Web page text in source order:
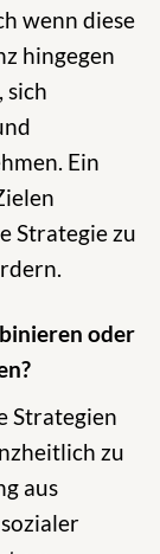
wenn diese
hingegen
sich
Ein
Strategie zu
oder
Strategien
zu
aus